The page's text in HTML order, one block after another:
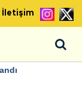
İletişim